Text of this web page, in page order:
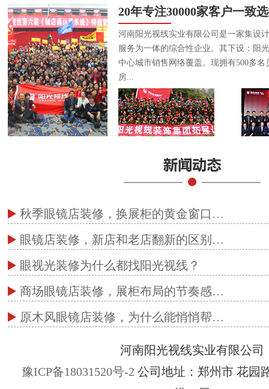
20年专注30000家客户一致
河南阳光视线实业有限公司是一家集设
服务为一体的综合性企业。其下设：阳
中心城市销售网络覆盖。现拥有500多
房...
秋季眼镜店装修，换展柜的黄金窗口…
眼镜店装修，新店和老店翻新的区别…
眼视光装修为什么都找阳光视线？
商场眼镜店装修，展柜布局的节奏感…
原木风眼镜店装修，为什么能悄悄帮…
河南阳光视线实业有限公司
豫ICP备18031520号-2 公司地址：郑州市 花园